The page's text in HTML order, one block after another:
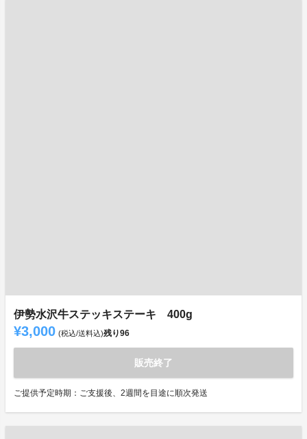
伊勢水沢牛ステッキステーキ 400g
¥3,000 (税込/送料込)残り96
販売終了
ご提供予定時期：ご支援後、2週間を目途に順次発送